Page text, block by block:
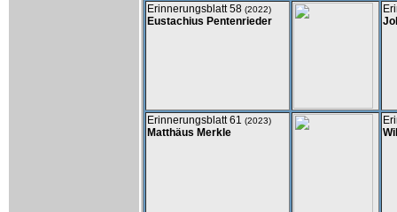
Erinnerungsblatt 58 (2022)
Eustachius Pentenrieder
Erinnerungsblatt 61 (2023)
Matthäus Merkle